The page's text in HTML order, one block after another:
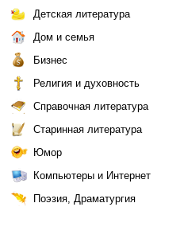
Детская литература
Дом и семья
Бизнес
Религия и духовность
Справочная литература
Старинная литература
Юмор
Компьютеры и Интернет
Поэзия, Драматургия